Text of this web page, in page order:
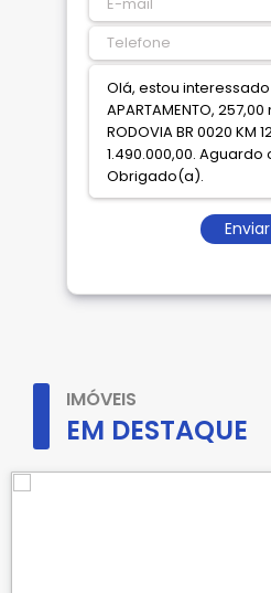
Enviar
IMÓVEIS
EM DESTAQUE